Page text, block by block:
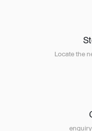
Locate the